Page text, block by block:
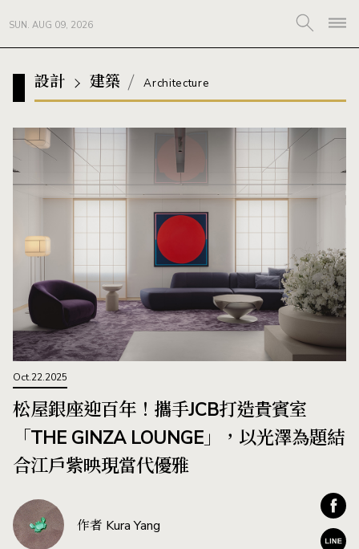
SUN. AUG 09, 2026
設計 建築 Architecture
Oct.22.2025
松屋銀座迎百年！攜手JCB打造貴賓室
「THE GINZA LOUNGE」，以光澤為題結
合江戶紫映現當代優雅
作者 Kura Yang